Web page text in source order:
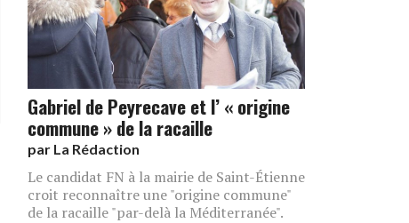
Gabriel de Peyrecave et l’ « origine
commune » de la racaille
par La Rédaction
Le candidat FN à la mairie de Saint-Étienne
croit reconnaître une "origine commune"
de la racaille "par-delà la Méditerranée".